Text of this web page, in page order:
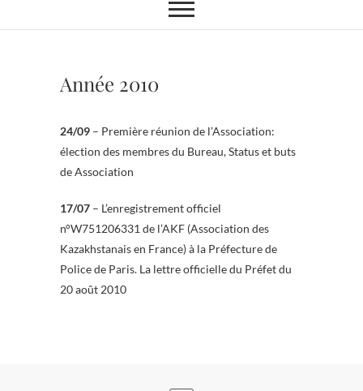
Année 2010
24/09 – Première réunion de l’Association:
élection des membres du Bureau, Status et buts
de Association
17/07 – L’enregistrement officiel
n°W751206331 de l’AKF (Association des
Kazakhstanais en France) à la Préfecture de
Police de Paris. La lettre officielle du Préfet du
20 août 2010